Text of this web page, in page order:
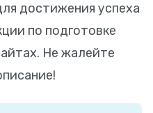
достижения успеха
по подготовке
Не жалейте